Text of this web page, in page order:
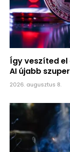
Így veszíted el
AI újabb
2026. augusztus 8.